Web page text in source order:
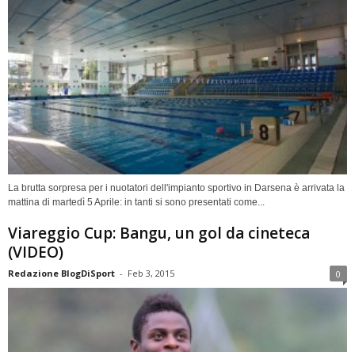
La brutta sorpresa per i nuotatori dell'impianto sportivo in Darsena è arrivata la
mattina di martedì 5 Aprile: in tanti si sono presentati come...
Viareggio Cup: Bangu, un gol da cineteca
(VIDEO)
Redazione BlogDiSport - Feb 3, 2015 0